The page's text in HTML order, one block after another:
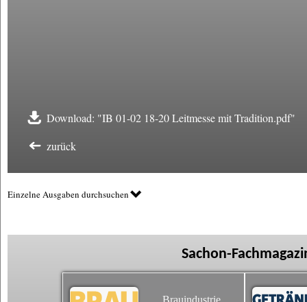
Download: "IB 01-02 18-20 Leitmesse mit Tradition.pdf"
zurück
Einzelne Ausgaben durchsuchen
Sachon-
Brauindustrie